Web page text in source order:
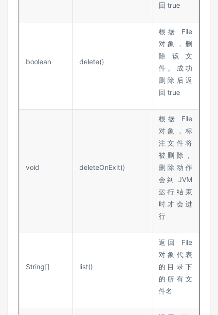
回 true
boolean delete()
根据 File
对象，删
除该文
件。成功
删除后返
回 true
void deleteOnExit()
根据 File
对象，标
注文件将
被删除，
删除动作
会到 JVM
运行结束
时才会进
行
String[] list()
返回 File
对象代表
的目录下
的所有文
件名